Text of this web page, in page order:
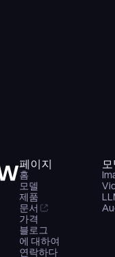
페이지
홈
모델
제품
문서
가격
블로그
에 대하여
연락하다